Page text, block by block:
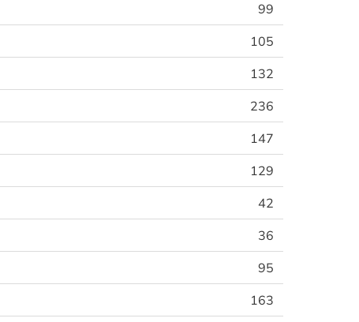
99
105
132
236
147
129
42
36
95
163